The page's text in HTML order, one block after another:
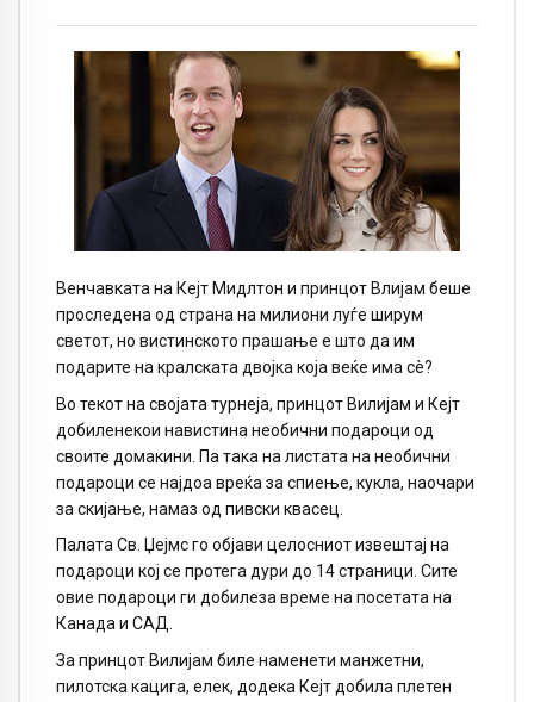
Венчавката на Кејт Мидлтон и принцот Влијам беше
проследена од страна на милиони луѓе ширум
светот, но вистинското прашање е што да им
подарите на кралската двојка која веќе има сè?
Во текот на својата турнеја, принцот Вилијам и Кејт
добиленекои навистина необични подароци од
своите домакини. Па така на листата на необични
подароци се најдоа вреќа за спиење, кукла, наочари
за скијање, намаз од пивски квасец.
Палата Св. Џејмс го објави целосниот извештај на
подароци кој се протега дури до 14 страници. Сите
овие подароци ги добилеза време на посетата на
Канада и САД.
За принцот Вилијам биле наменети манжетни,
пилотска кацига, елек, додека Кејт добила плетен